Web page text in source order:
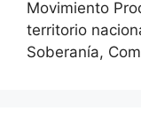
Movimiento
territorio
Soberanía,